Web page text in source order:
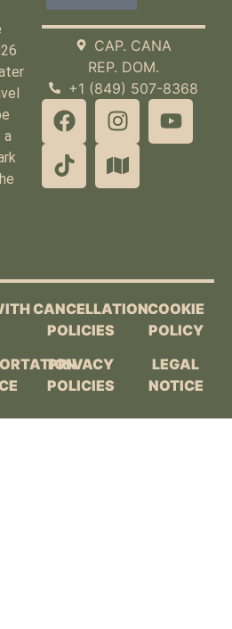
a
CAP. CANA
REP. DOM.
+1 (849) 507-8368
CANCELLATION
POLICIES
PRIVACY
POLICIES
COOKIE
POLICY
LEGAL
NOTICE